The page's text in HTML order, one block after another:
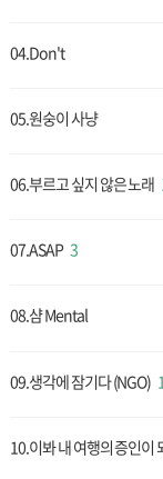
04.Don't
05.원숭이 사냥
06.부르고 싶지 않은 노래
07.ASAP 3
08.샴 Mental
09.생각에 잠기다 (NGO)
10.이봐 내 여행의 증인이